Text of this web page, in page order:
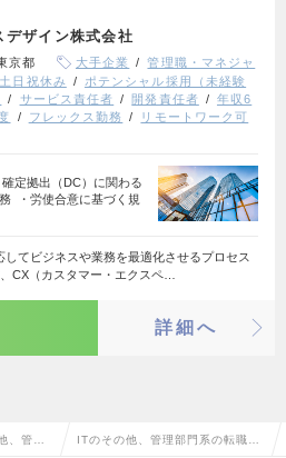
デザイン株式会社
京都 大手企業
管理職・マネジャ
土日祝休み
ポテンシャル採用（未経験
サービス責任者 開発責任者
年収6
フレックス勤務
リモートワーク可
定拠出（DC）に関わる
・労使合意に基づく規
してビジネスや業務を最適化させるプロセス
CX（カスタマー・エクスペ…
詳細へ
、管理 ITのその他、管理部門系の転職・